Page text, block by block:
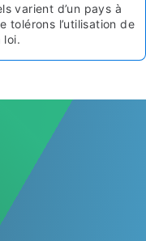
varient d’un pays à
tolérons l’utilisation de
loi.